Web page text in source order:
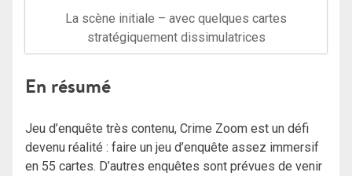
La scène initiale – avec quelques cartes
stratégiquement dissimulatrices
En résumé
Jeu d’enquête très contenu, Crime Zoom est un défi
devenu réalité : faire un jeu d’enquête assez immersif
en 55 cartes. D’autres enquêtes sont prévues de venir